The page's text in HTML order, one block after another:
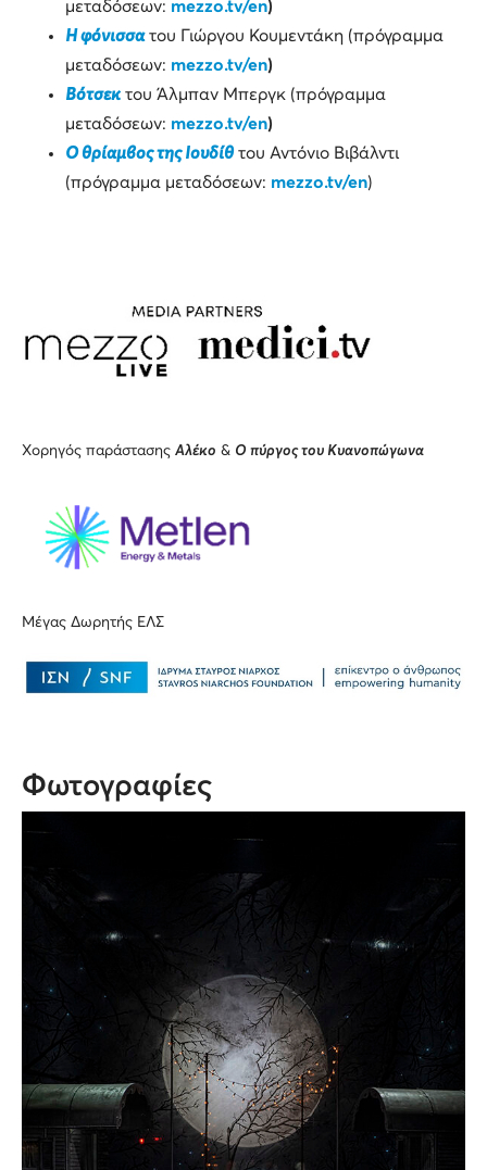
μεταδόσεων: mezzo.tv/en)
Η φόνισσατου Γιώργου Κουμεντάκη (πρόγραμμα
μεταδόσεων: mezzo.tv/en)
Βότσεκ του Άλμπαν Μπεργκ (πρόγραμμα
μεταδόσεων: mezzo.tv/en)
Ο θρίαμβος της Ιουδίθτου Αντόνιο Βιβάλντι
(πρόγραμμα μεταδόσεων: mezzo.tv/en)
Χορηγός παράστασης Αλέκο & Ο πύργος του Κυανοπώγωνα
Μέγας Δωρητής ΕΛΣ
Φωτογραφίες